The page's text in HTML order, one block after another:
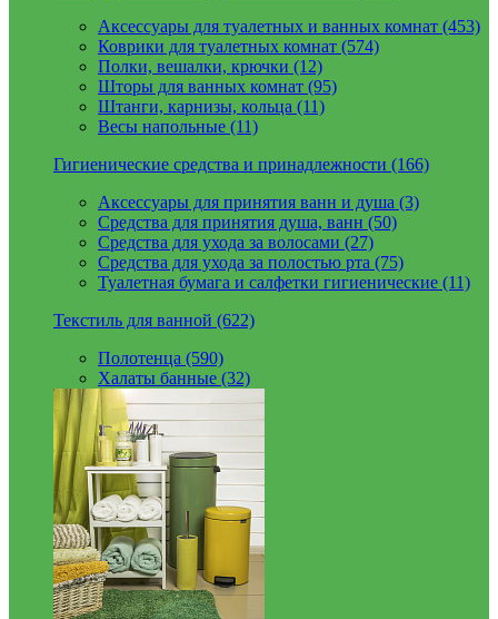
Аксессуары для туалетных и ванных комнат (453)
Коврики для туалетных комнат (574)
Полки, вешалки, крючки (12)
Шторы для ванных комнат (95)
Штанги, карнизы, кольца (11)
Весы напольные (11)
Гигиенические средства и принадлежности (166)
Аксессуары для принятия ванн и душа (3)
Средства для принятия душа, ванн (50)
Средства для ухода за волосами (27)
Средства для ухода за полостью рта (75)
Туалетная бумага и салфетки гигиенические (11)
Текстиль для ванной (622)
Полотенца (590)
Халаты банные (32)